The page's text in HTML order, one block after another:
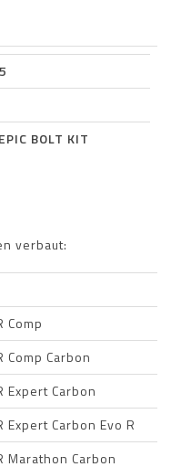
BOLT KIT
verbaut:
Comp
Comp Carbon
Expert Carbon
Expert Carbon Evo R
Marathon Carbon